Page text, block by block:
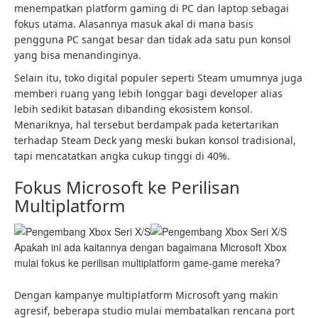
menempatkan platform gaming di PC dan laptop sebagai
fokus utama. Alasannya masuk akal di mana basis
pengguna PC sangat besar dan tidak ada satu pun konsol
yang bisa menandinginya.
Selain itu, toko digital populer seperti Steam umumnya juga
memberi ruang yang lebih longgar bagi developer alias
lebih sedikit batasan dibanding ekosistem konsol.
Menariknya, hal tersebut berdampak pada ketertarikan
terhadap Steam Deck yang meski bukan konsol tradisional,
tapi mencatatkan angka cukup tinggi di 40%.
Fokus Microsoft ke Perilisan
Multiplatform
Apakah ini ada kaitannya dengan bagaimana Microsoft Xbox
mulai fokus ke perilisan multiplatform game-game mereka?
Dengan kampanye multiplatform Microsoft yang makin
agresif, beberapa studio mulai membatalkan rencana port